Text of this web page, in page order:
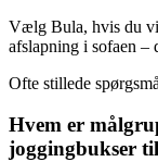
Vælg Bula, hvis du
afslapning i sofaen
Ofte stillede
Hvem er
joggingbukser